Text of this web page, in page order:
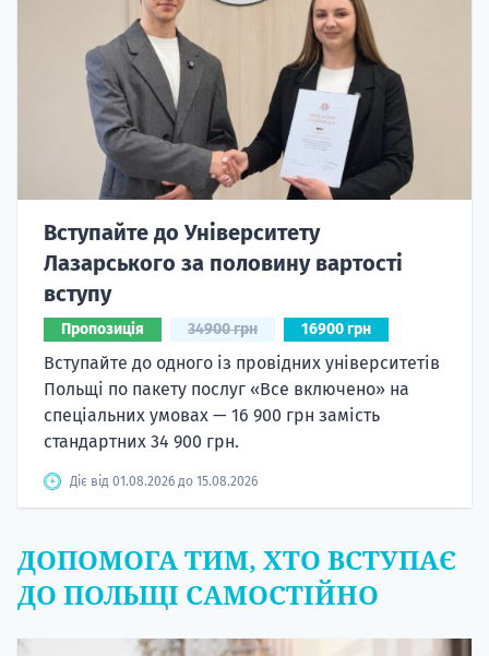
Вступайте до Університету
Лазарського за половину вартості
вступу
Пропозиція 34900 грн 16900 грн
Вступайте до одного із провідних університетів
Польщі по пакету послуг «Все включено» на
спеціальних умовах — 16 900 грн замість
стандартних 34 900 грн.
Діє від 01.08.2026 до 15.08.2026
ДОПОМОГА ТИМ, ХТО ВСТУПАЄ
ДО ПОЛЬЩІ САМОСТІЙНО